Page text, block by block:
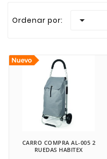
Ordenar por:

CARRO COMPRA AL-005 2
RUEDAS HABITEX